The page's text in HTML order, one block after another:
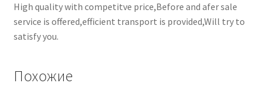
High quality with competitve price,Before and afer sale
service is offered,efficient transport is provided,Will try to
satisfy you.
Похожие